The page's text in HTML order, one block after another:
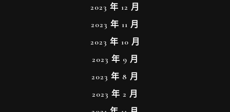
2023 年 12 月
2023 年 11 月
2023 年 10 月
2023 年 9 月
2023 年 8 月
2023 年 2 月